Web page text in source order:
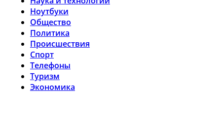
Ноутбуки
Общество
Политика
Происшествия
Спорт
Телефоны
Туризм
Экономика